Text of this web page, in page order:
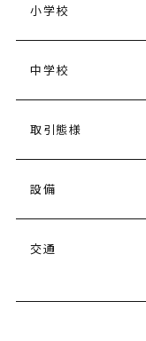
小学校
中学校
取引態様
設備
交通